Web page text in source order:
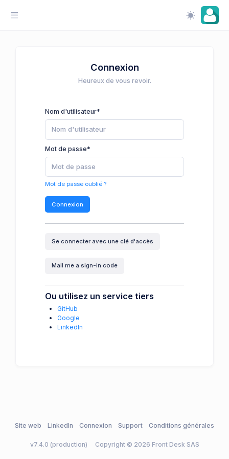
Connexion
Heureux de vous revoir.
Nom d'utilisateur*
Mot de passe*
Mot de passe oublié ?
Connexion
Se connecter avec une clé d'accès
Mail me a sign-in code
Ou utilisez un service tiers
GitHub
Google
LinkedIn
v7.4.0 (production) Copyright © 2026 Front Desk SAS
Site web LinkedIn Connexion Support Conditions générales